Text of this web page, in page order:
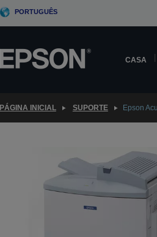
PORTUGUÊS
CASA
PÁGINA INICIAL SUPORTE Epson